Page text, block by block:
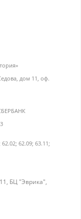
БЦ "Эврика",
дом 11, оф.
62.09; 63.11;